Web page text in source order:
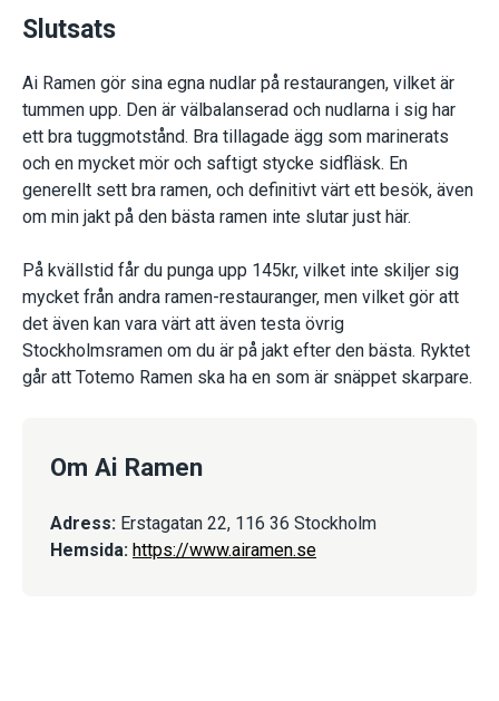
Slutsats
Ai Ramen gör sina egna nudlar på restaurangen, vilket är
tummen upp. Den är välbalanserad och nudlarna i sig har
ett bra tuggmotstånd. Bra tillagade ägg som marinerats
och en mycket mör och saftigt stycke sidfläsk. En
generellt sett bra ramen, och definitivt värt ett besök, även
om min jakt på den bästa ramen inte slutar just här.
På kvällstid får du punga upp 145kr, vilket inte skiljer sig
mycket från andra ramen-restauranger, men vilket gör att
det även kan vara värt att även testa övrig
Stockholmsramen om du är på jakt efter den bästa. Ryktet
går att Totemo Ramen ska ha en som är snäppet skarpare.
Om Ai Ramen
Adress: Erstagatan 22, 116 36 Stockholm
Hemsida: https://www.airamen.se